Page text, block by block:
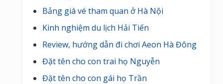
Bảng giá vé tham quan ở Hà Nội
Kinh nghiệm du lịch Hải Tiến
Review, hướng dẫn đi chơi Aeon Hà Đông
Đặt tên cho con trai họ Nguyễn
Đặt tên cho con gái họ Trần